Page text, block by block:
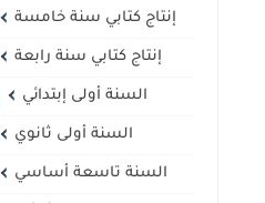
إنتاج كتابي سنة خامسة
إنتاج كتابي سنة رابعة
السنة أولى إبتدائي
السنة أولى ثانوي
السنة تاسعة أساسي